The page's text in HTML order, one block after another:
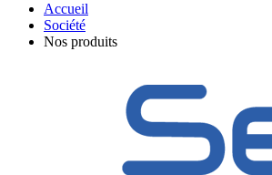
Accueil
Société
Nos produits